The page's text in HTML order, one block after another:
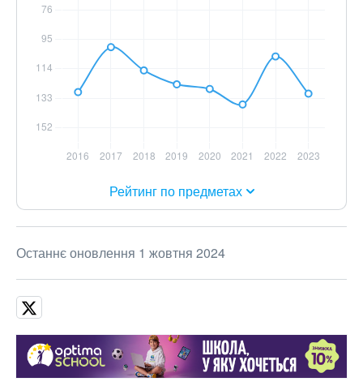
Рейтинг по предметах
Останнє оновлення 1 жовтня 2024